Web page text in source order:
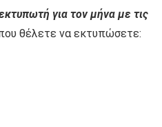
για τον μήνα με τις
θέλετε να εκτυπώσετε: